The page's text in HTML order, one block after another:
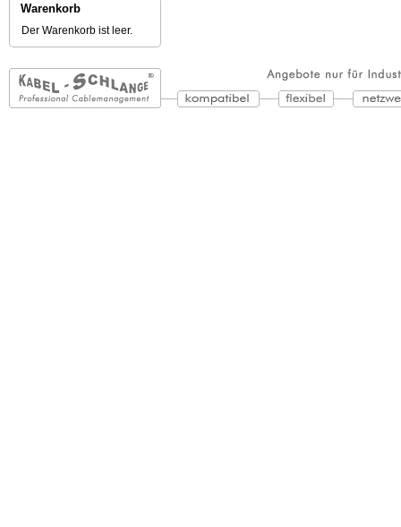
Warenkorb
Der Warenkorb ist leer.